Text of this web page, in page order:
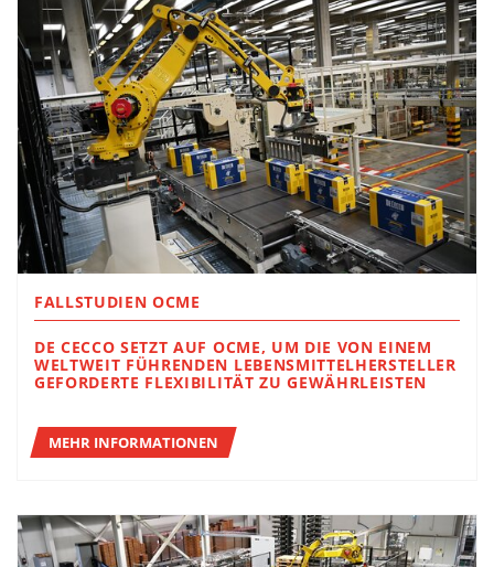
FALLSTUDIEN OCME
DE CECCO SETZT AUF OCME, UM DIE VON EINEM
WELTWEIT FÜHRENDEN LEBENSMITTELHERSTELLER
GEFORDERTE FLEXIBILITÄT ZU GEWÄHRLEISTEN
MEHR INFORMATIONEN